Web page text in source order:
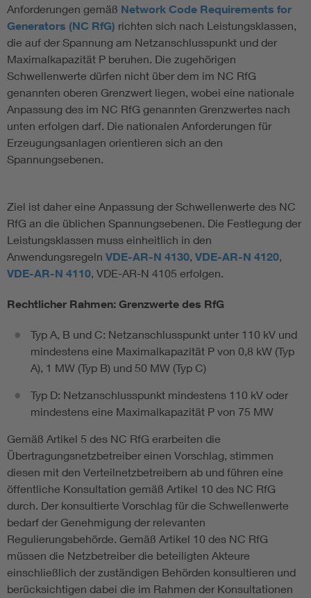
Anforderungen gemäß Network Code Requirements for
Generators (NC RfG) richten sich nach Leistungsklassen,
die auf der Spannung am Netzanschlusspunkt und der
Maximalkapazität P beruhen. Die zugehörigen
Schwellenwerte dürfen nicht über dem im NC RfG
genannten oberen Grenzwert liegen, wobei eine nationale
Anpassung des im NC RfG genannten Grenzwertes nach
unten erfolgen darf. Die nationalen Anforderungen für
Erzeugungsanlagen orientieren sich an den
Spannungsebenen.
Ziel ist daher eine Anpassung der Schwellenwerte des NC
RfG an die üblichen Spannungsebenen. Die Festlegung der
Leistungsklassen muss einheitlich in den
Anwendungsregeln VDE-AR-N 4130, VDE-AR-N 4120,
VDE-AR-N 4110, VDE-AR-N 4105 erfolgen.
Rechtlicher Rahmen: Grenzwerte des RfG
Typ A, B und C: Netzanschlusspunkt unter 110 kV und
mindestens eine Maximalkapazität P von 0,8 kW (Typ
A), 1 MW (Typ B) und 50 MW (Typ C)
Typ D: Netzanschlusspunkt mindestens 110 kV oder
mindestens eine Maximalkapazität P von 75 MW
Gemäß Artikel 5 des NC RfG erarbeiten die
Übertragungsnetzbetreiber einen Vorschlag, stimmen
diesen mit den Verteilnetzbetreibern ab und führen eine
öffentliche Konsultation gemäß Artikel 10 des NC RfG
durch. Der konsultierte Vorschlag für die Schwellenwerte
bedarf der Genehmigung der relevanten
Regulierungsbehörde. Gemäß Artikel 10 des NC RfG
müssen die Netzbetreiber die beteiligten Akteure
einschließlich der zuständigen Behörden konsultieren und
berücksichtigen dabei die im Rahmen der Konsultationen